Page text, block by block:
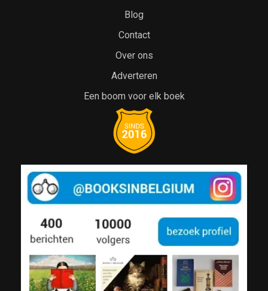
Blog
Contact
Over ons
Adverteren
Een boom voor elk boek